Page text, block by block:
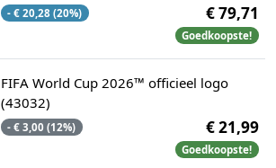
- € 20,28 (20%) € 79,71
Goedkoopste!
FIFA World Cup 2026™ officieel logo
(43032)
- € 3,00 (12%) € 21,99
Goedkoopste!